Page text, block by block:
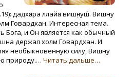
дадха̄ра лӣлайа̄ вишн̣уш́. Вишну
Говардхан. Интересная тема.
и Он является как обычный
держал холм Говардхан. И
необыкновенную силу, Вишну
природу.… Читать дальше…